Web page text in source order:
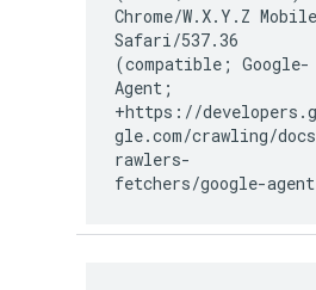
Chrome/W.X.Y.Z Mobile
Safari/537.36
(compatible; Google-
Agent;
+https://
gle.com/crawling/
rawlers-
fetchers/google-